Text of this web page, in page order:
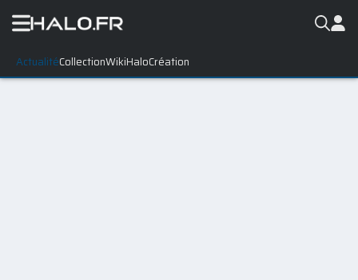
ActualitéCollectionWikiHaloCréation